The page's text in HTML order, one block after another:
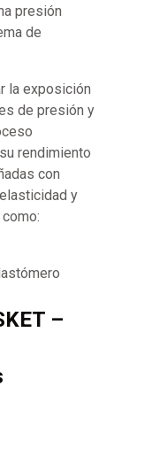
presión
de
la exposición
de presión y
rendimiento
con
y
–